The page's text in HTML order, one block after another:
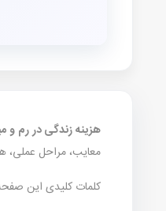
هزینه زندگی در رم و
معایب، مراحل عملی،
کلمات کلیدی این